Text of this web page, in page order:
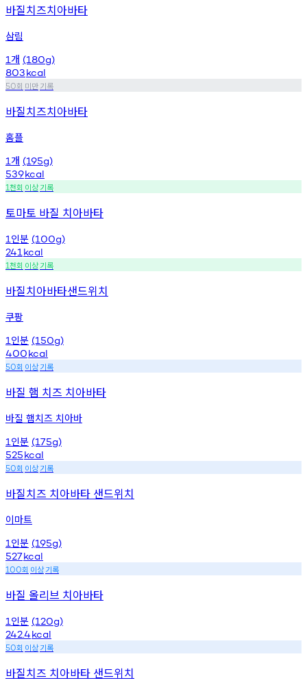
바질치즈치아바타
삼림
1 개 (180g)
803kcal
50회 미만기록
바질치즈치아바타
홈플
1 개 (195g)
539kcal
1천회 이상기록
토마토 바질 치아바타
1 인분 (100g)
241 kcal
1천회 이상기록
바질치아바타샌드위치
쿠팡
1 인분 (150g)
400kcal
50회 이상기록
바질 햄 치즈 치아바타
바질 햄치즈 치아바
1 인분 (175g)
525kcal
50회 이상기록
바질치즈 치아바타 샌드위치
이마트
1 인분 (195g)
527kcal
100회 이상기록
바질 올리브 치아바타
1 인분 (120g)
242.4kcal
50회 이상기록
바질치즈 치아바타 샌드위치